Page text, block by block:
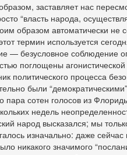
заставляет нас
“власть народа,
образом автоматически
термин используется
— безусловное соблюдение
поглощены
политического процесса
были
пара сотен голосов из
недель
народ высказался; мы
изначально: даже
никакого значимого